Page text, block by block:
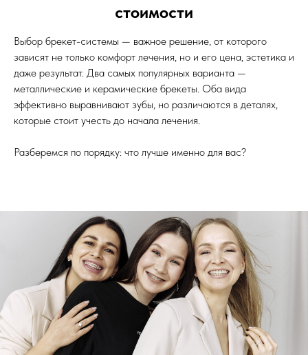
стоимости
Выбор брекет-системы — важное решение, от которого
зависят не только комфорт лечения, но и его цена, эстетика и
даже результат. Два самых популярных варианта —
металлические и керамические брекеты. Оба вида
эффективно выравнивают зубы, но различаются в деталях,
которые стоит учесть до начала лечения.
Разберемся по порядку: что лучше именно для вас?